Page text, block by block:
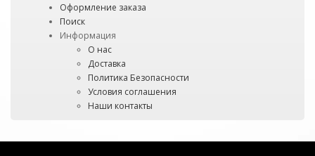
Оформление заказа
Поиск
Информация
О нас
Доставка
Политика Безопасности
Условия соглашения
Наши контакты